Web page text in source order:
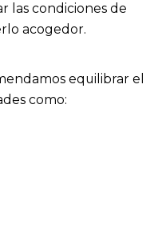
las condiciones de
acogedor.
equilibrar el
como: